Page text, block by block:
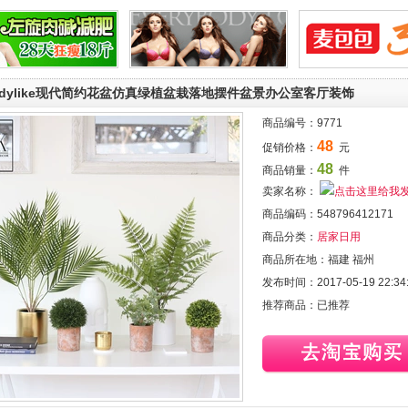
现代简约花盆仿真绿植盆栽落地摆件盆景办公室客厅装饰
商品编号： 9771
促销价格： 48 元
商品销量： 48 件
卖家名称：
商品编码： 548796412171
商品分类： 居家日用
商品所在地： 福建 福州
发布时间： 2017-05-19
推荐商品： 已推荐